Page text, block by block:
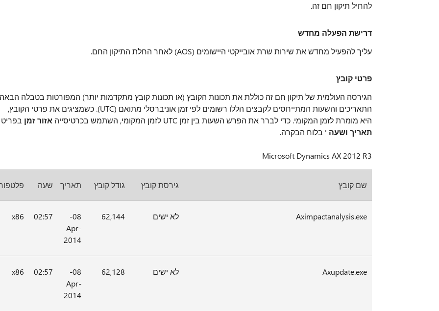
להחיל תיקון חם זה.
דרישת הפעלה מחדש
עליך להפעיל מחדש את שירות שרת אובייקטי היישומים (AOS) לאחר החלת התיקון החם.
פרטי קובץ
הגירסה העולמית של תיקון חם זה כוללת את תכונות הקובץ (או תכונות קובץ מתקדמות יותר) המפורטות בטבלה
התאריכים והשעות המתייחסים לקבצים הללו רשומים לפי זמן אוניברסלי מתואם (UTC). כשמציגים את פרטי הקובץ,
היא מומרת לזמן המקומי. כדי לברר את הפרש השעות בין זמן UTC לזמן המקומי, השתמש בכרטיסייה
אזור זמן
תאריך ושעה ' בלוח הבקרה.
Microsoft Dynamics AX 2012 R3
שם קובץ גירסת קובץ גודל קובץ תאריך שעה
Aximpactanalysis.exe לא ישים 62,144
08-
Apr-
2014
02:57
x86
Axupdate.exe לא ישים 62,128
08-
Apr-
2014
02:57
x86